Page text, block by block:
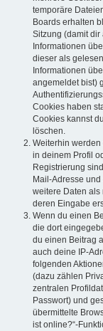
temporäre
Boards erhalten
Sitzung (damit
Informationen
dieser als
Informationen
angemeldet bist)
Cookies haben
Cookies kannst
löschen.
Weiterhin
in deinem Profil
Registrierung
Mail-Adresse
weitere Daten als
deren Eingabe
Wenn du einen
die dort
du einen Beitrag
auch deine IP-
folgenden
(dazu zählen
zentralen
Passwort) und
übermittelte
ist online?“-